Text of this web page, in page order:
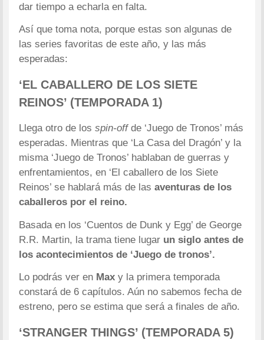
dar tiempo a echarla en falta.
Así que toma nota, porque estas son algunas de
las series favoritas de este año, y las más
esperadas:
‘EL CABALLERO DE LOS SIETE
REINOS’ (TEMPORADA 1)
Llega otro de losspin-offde ‘Juego de Tronos’ más
esperadas. Mientras que ‘La Casa del Dragón’ y la
misma ‘Juego de Tronos’ hablaban de guerras y
enfrentamientos, en ‘El caballero de los Siete
Reinos’ se hablará más de las aventuras de los
caballeros por el reino.
Basada en los ‘Cuentos de Dunk y Egg’ de George
R.R. Martin, la trama tiene lugar un siglo antes de
los acontecimientos de ‘Juego de tronos’.
Lo podrás ver en Maxy la primera temporada
constará de 6 capítulos. Aún no sabemos fecha de
estreno, pero se estima que será a finales de año.
‘STRANGER THINGS’ (TEMPORADA 5)